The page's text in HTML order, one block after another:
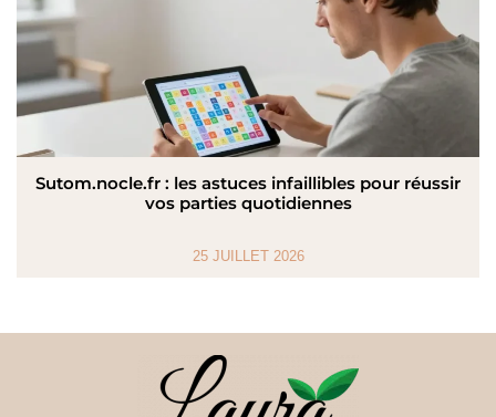
Sutom.nocle.fr : les astuces infaillibles pour réussir
vos parties quotidiennes
25 JUILLET 2026